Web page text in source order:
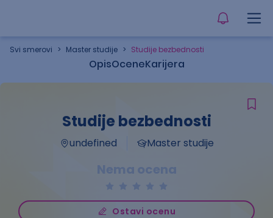
Svi smerovi > Master studije > Studije bezbednosti
OpisOceneKarijera
Studije bezbednosti
undefined Master studije
Nema ocena
Ostavi ocenu